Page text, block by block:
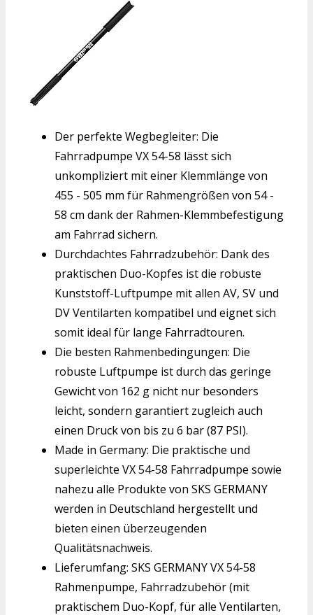
Der perfekte Wegbegleiter: Die
Fahrradpumpe VX 54-58 lässt sich
unkompliziert mit einer Klemmlänge von
455 - 505 mm für Rahmengrößen von 54 -
58 cm dank der Rahmen-Klemmbefestigung
am Fahrrad sichern.
Durchdachtes Fahrradzubehör: Dank des
praktischen Duo-Kopfes ist die robuste
Kunststoff-Luftpumpe mit allen AV, SV und
DV Ventilarten kompatibel und eignet sich
somit ideal für lange Fahrradtouren.
Die besten Rahmenbedingungen: Die
robuste Luftpumpe ist durch das geringe
Gewicht von 162 g nicht nur besonders
leicht, sondern garantiert zugleich auch
einen Druck von bis zu 6 bar (87 PSI).
Made in Germany: Die praktische und
superleichte VX 54-58 Fahrradpumpe sowie
nahezu alle Produkte von SKS GERMANY
werden in Deutschland hergestellt und
bieten einen überzeugenden
Qualitätsnachweis.
Lieferumfang: SKS GERMANY VX 54-58
Rahmenpumpe, Fahrradzubehör (mit
praktischem Duo-Kopf, für alle Ventilarten,